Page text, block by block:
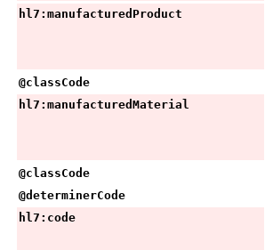
hl7:manufacturedProduct
@classCode
hl7:manufacturedMaterial
@classCode
@determinerCode
hl7:code